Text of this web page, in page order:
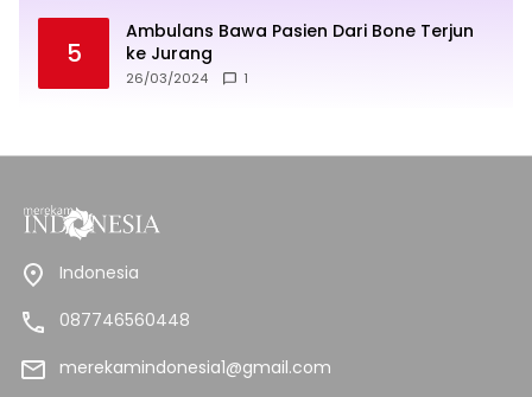
5
Ambulans Bawa Pasien Dari Bone Terjun
ke Jurang
26/03/2024 1
Indonesia
087746560448
merekamindonesia1@gmail.com